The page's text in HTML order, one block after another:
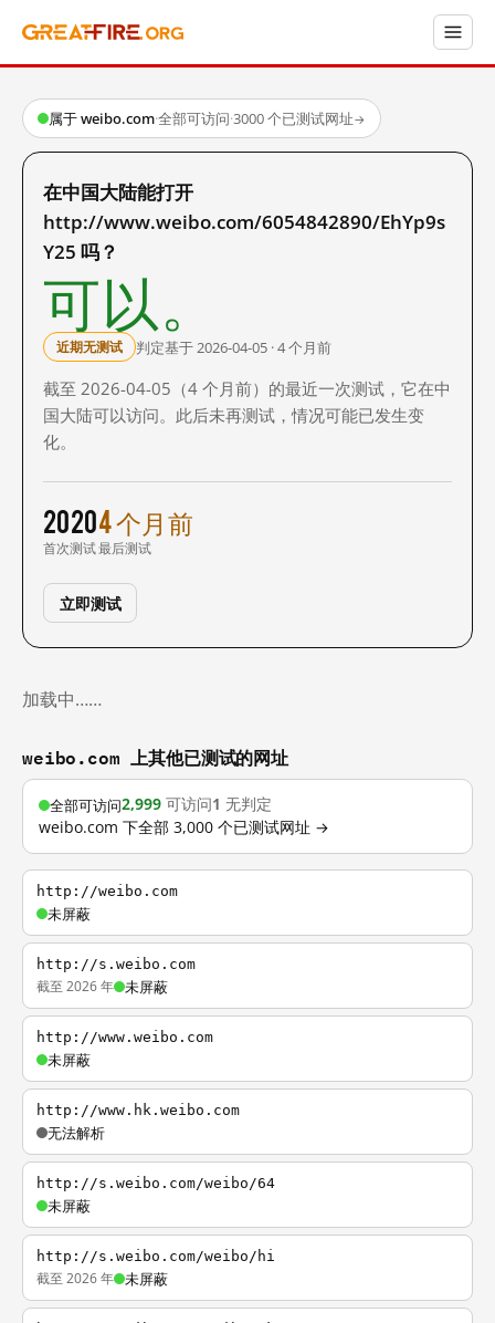
属于 weibo.com·全部可访问·3000 个已测试网址→
在中国大陆能打开
http://www.weibo.com/6054842890/EhYp9s
Y25 吗？
可以。
近期无测试 判定基于 2026-04-05 · 4 个月前
截至 2026-04-05（4 个月前）的最近一次测试，它在中
国大陆可以访问。此后未再测试，情况可能已发生变
化。
2020
首次测试
4 个月前
最后测试
立即测试
加载中……
weibo.com 上其他已测试的网址
全部可访问2,999 可访问1 无判定
weibo.com 下全部 3,000 个已测试网址 →
http://weibo.com
未屏蔽
http://s.weibo.com
截至 2026 年 未屏蔽
http://www.weibo.com
未屏蔽
http://www.hk.weibo.com
无法解析
http://s.weibo.com/weibo/64
未屏蔽
http://s.weibo.com/weibo/hi
截至 2026 年 未屏蔽